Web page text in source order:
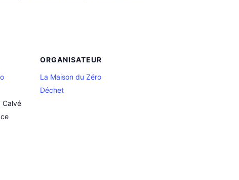
Calvé
ORGANISATEUR
La Maison du Zéro
Déchet